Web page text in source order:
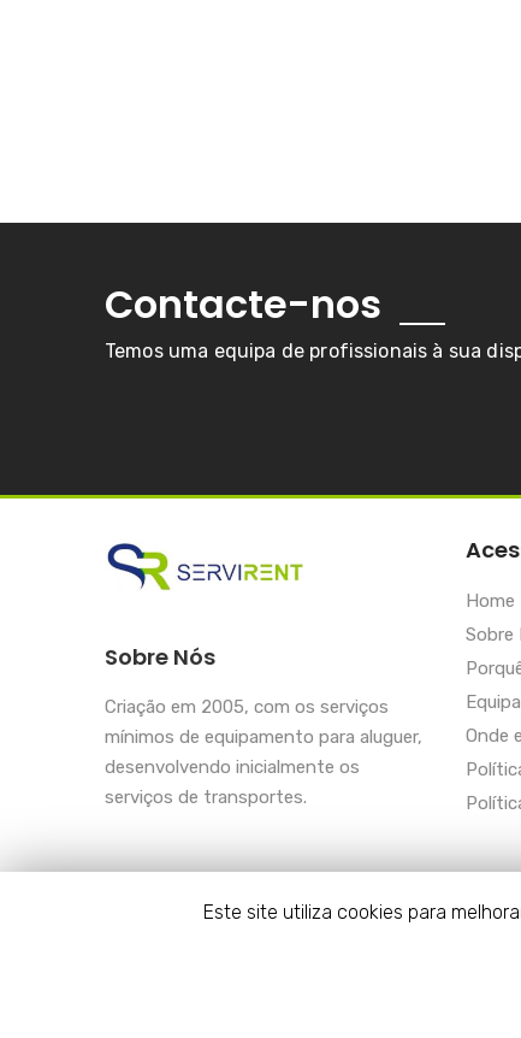
Contacte-nos
Temos uma equipa de profissionais à sua
Sobre Nós
Criação em 2005, com os serviços
mínimos de equipamento para aluguer,
desenvolvendo inicialmente os
serviços de transportes.
Home
Sobre
Equipa
Onde
Este site utiliza cookies para